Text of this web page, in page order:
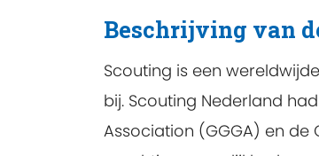
Beschrijving van
Scouting is een
bij. Scouting Nederland
Association (GGGA) en